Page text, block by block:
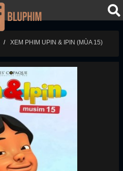
XEM PHIM UPIN & IPIN (MÙA 15)